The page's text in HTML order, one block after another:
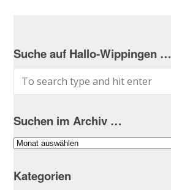
Suche auf Hallo-Wippingen …
Suchen im Archiv …
Suchen
Archiv
Kategorien